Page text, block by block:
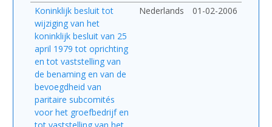
Koninklijk besluit tot
wijziging van het
koninklijk besluit van 25
april 1979 tot oprichting
en tot vaststelling van
de benaming en van de
bevoegdheid van
paritaire subcomités
voor het groefbedrijf en
Nederlands 01-02-2006